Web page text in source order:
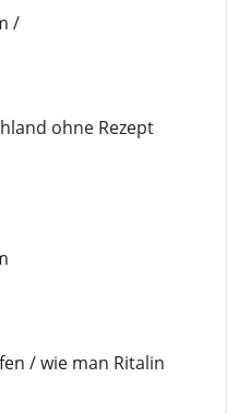
/
ohne Rezept
/ wie man Ritalin